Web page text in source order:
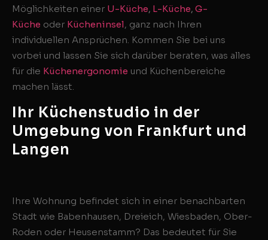
Möglichkeiten einer U-Küche, L-Küche, G-
Küche oder Kücheninsel, ganz nach Ihren
individuellen Ansprüchen. Kommen Sie bei uns
vorbei und lassen Sie sich darüber beraten, was alles
für die Küchenergonomie und Küchenbereiche
machen lässt.
Ihr Küchenstudio in der
Umgebung von Frankfurt und
Langen
Ihre Wohnung befindet sich in einer benachbarten
Stadt wie Babenhausen, Dreieich, Wiesbaden, Ober-
Roden oder Heusenstamm? Das bedeutet für Sie